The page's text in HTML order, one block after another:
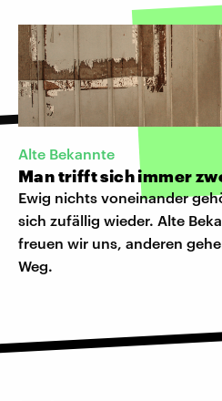
Alte Bekannte
Man trifft sich immer
Ewig nichts voneinander
sich zufällig wieder. Alte
freuen wir uns, anderen
Weg.